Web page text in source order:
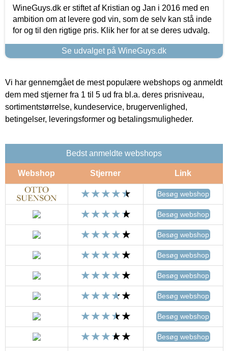
WineGuys.dk er stiftet af Kristian og Jan i 2016 med en
ambition om at levere god vin, som de selv kan stå inde
for og til den rigtige pris. Klik her for at se deres udvalg.
Se udvalget på WineGuys.dk
Vi har gennemgået de mest populære webshops og anmeldt
dem med stjerner fra 1 til 5 ud fra bl.a. deres prisniveau,
sortimentstørrelse, kundeservice, brugervenlighed,
betingelser, leveringsformer og betalingsmuligheder.
Bedst anmeldte webshops
Webshop Stjerner Link
Besøg webshop
Besøg webshop
Besøg webshop
Besøg webshop
Besøg webshop
Besøg webshop
Besøg webshop
Besøg webshop